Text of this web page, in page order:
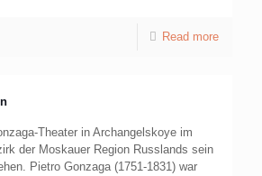
Read more
Theater in Archangelskoye im
der Moskauer Region Russlands sein
Pietro Gonzaga (1751-1831) war